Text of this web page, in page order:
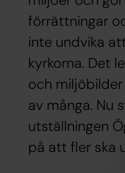
förrättningar
inte undvika
kyrkorna. Det
och
av många. Nu
utställningen
på att fler ska